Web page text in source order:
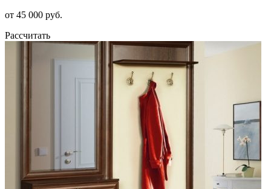
от 45 000 руб.
Рассчитать